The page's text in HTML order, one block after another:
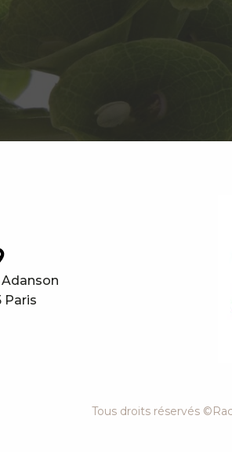
Paris
Tous droits réservés